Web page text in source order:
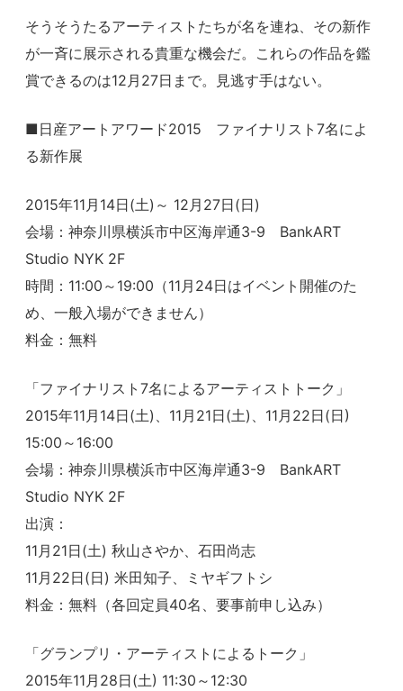
そうそうたるアーティストたちが名を連ね、その新作
が一斉に展示される貴重な機会だ。これらの作品を鑑
賞できるのは12月27日まで。見逃す手はない。
■日産アートアワード2015 ファイナリスト7名によ
る新作展
2015年11月14日(土)～ 12月27日(日)
会場：神奈川県横浜市中区海岸通3-9 BankART
Studio NYK 2F
時間：11:00～19:00（11月24日はイベント開催のた
め、一般入場ができません）
料金：無料
「ファイナリスト7名によるアーティストトーク」
2015年11月14日(土)、11月21日(土)、11月22日(日)
15:00～16:00
会場：神奈川県横浜市中区海岸通3-9 BankART
Studio NYK 2F
出演：
11月21日(土) 秋山さやか、石田尚志
11月22日(日) 米田知子、ミヤギフトシ
料金：無料（各回定員40名、要事前申し込み）
「グランプリ・アーティストによるトーク」
2015年11月28日(土) 11:30～12:30